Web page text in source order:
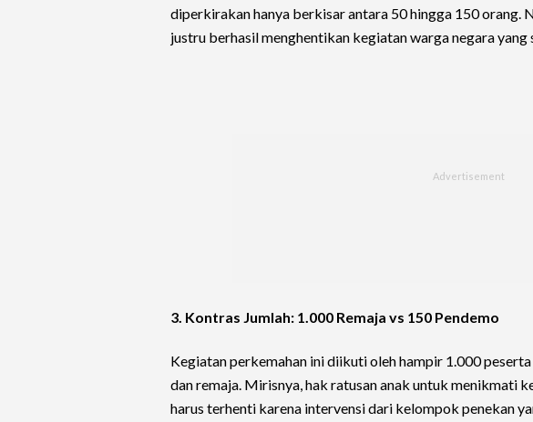
diperkirakan hanya berkisar antara 50 hingga 150 orang.
justru berhasil menghentikan kegiatan warga negara yang
3. Kontras Jumlah: 1.000 Remaja vs 150 Pendemo
Kegiatan perkemahan ini diikuti oleh hampir 1.000
dan remaja. Mirisnya, hak ratusan anak untuk menikmati
harus terhenti karena intervensi dari kelompok penekan